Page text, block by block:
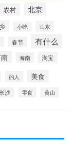
农村 北京
小吃 山东
春节 有什么
海南 淘宝
的人 美食
长沙 零食 黄山